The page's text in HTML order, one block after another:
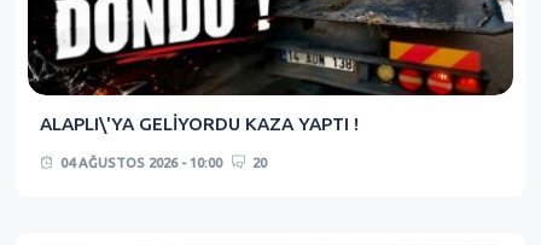
ALAPLI\'YA GELİYORDU KAZA YAPTI !
04 AĞUSTOS 2026 - 10:00 20